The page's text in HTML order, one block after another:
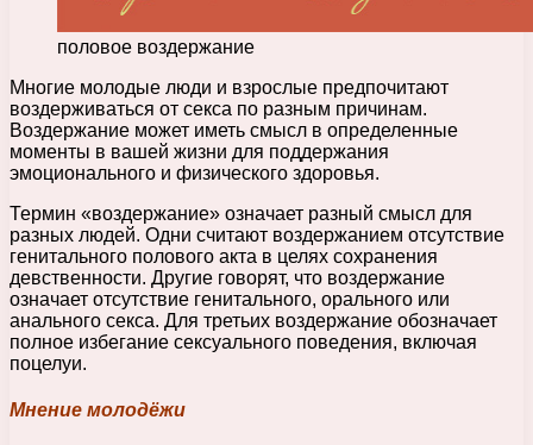
половое воздержание
Многие молодые люди и взрослые предпочитают
воздерживаться от секса по разным причинам.
Воздержание может иметь смысл в определенные
моменты в вашей жизни для поддержания
эмоционального и физического здоровья.
Термин «воздержание» означает разный смысл для
разных людей. Одни считают воздержанием отсутствие
генитального полового акта в целях сохранения
девственности. Другие говорят, что воздержание
означает отсутствие генитального, орального или
анального секса. Для третьих воздержание обозначает
полное избегание сексуального поведения, включая
поцелуи.
Мнение молодёжи